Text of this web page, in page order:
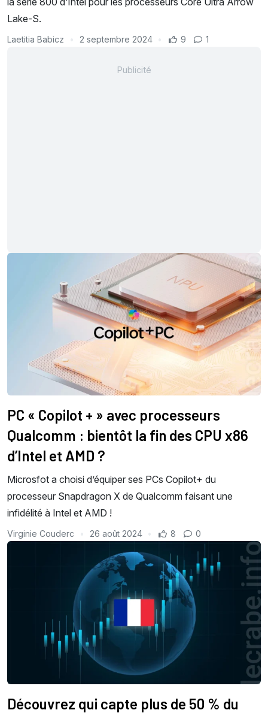
Lake-S.
Laetitia Babicz 2 septembre 2024 9 1
PC « Copilot + » avec processeurs
Qualcomm : bientôt la fin des CPU x86
d’Intel et AMD ?
Microsfot a choisi d’équiper ses PCs Copilot+ du
processeur Snapdragon X de Qualcomm faisant une
infidélité à Intel et AMD !
Virginie Couderc 26 août 2024 8 0
Découvrez qui capte plus de 50 % du